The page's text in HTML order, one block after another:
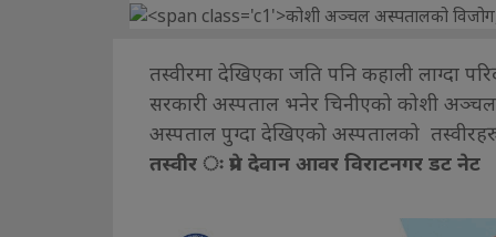
तस्वीरमा देखिएका जति पनि कहाली लाग्दा
सरकारी अस्पताल भनेर चिनीएको कोशी
अस्पताल पुग्दा देखिएको अस्पतालको
तस्वीर ः प्रेम देवान आवर विराटनगर डट नेट